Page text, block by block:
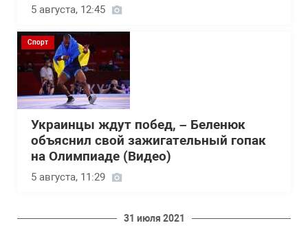
5 августа, 12:45
Спорт
Украинцы ждут побед, – Беленюк
объяснил свой зажигательный гопак
на Олимпиаде (Видео)
5 августа, 11:29
31 июля 2021